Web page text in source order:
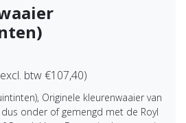
btw €107,40)
Originele kleurenwaaier van
onder of gemengd met de Royl